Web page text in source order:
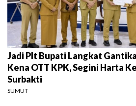
Jadi Plt Bupati Langkat
Kena OTT KPK, Segini Harta
Surbakti
SUMUT